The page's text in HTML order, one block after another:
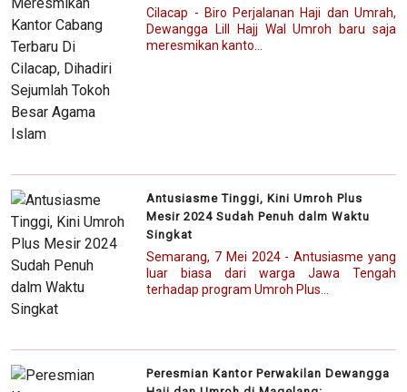
Cilacap - Biro Perjalanan Haji dan Umrah,
Dewangga Lill Hajj Wal Umroh baru saja
meresmikan kanto...
Antusiasme Tinggi, Kini Umroh Plus
Mesir 2024 Sudah Penuh dalm Waktu
Singkat
Semarang, 7 Mei 2024 - Antusiasme yang
luar biasa dari warga Jawa Tengah
terhadap program Umroh Plus...
Peresmian Kantor Perwakilan Dewangga